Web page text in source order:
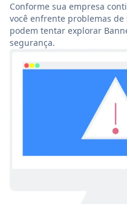
Conforme sua empresa
você enfrente problemas
podem tentar explorar
segurança.